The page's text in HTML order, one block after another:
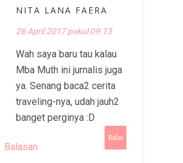
NITA LANA FAERA
26 April 2017 pukul 09.13
Wah saya baru tau kalau
Mba Muth ini jurnalis juga
ya. Senang baca2 cerita
traveling-nya, udah jauh2
banget perginya :D
Balas
Balasan